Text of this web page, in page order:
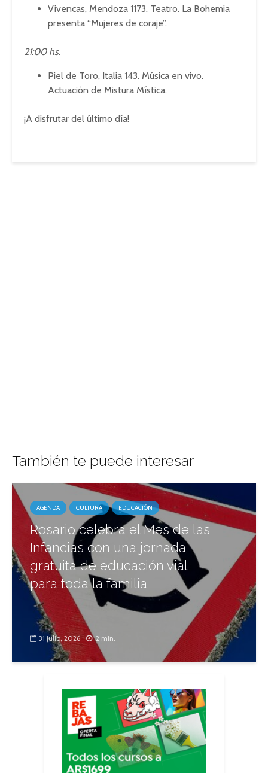
Vivencas, Mendoza 1173. Teatro. La Bohemia
presenta “Mujeres de coraje”.
21:00 hs.
Piel de Toro, Italia 143. Música en vivo.
Actuación de Mistura Mística.
¡A disfrutar del último día!
También te puede interesar
AGENDA CULTURA EDUCACIÓN
Rosario celebra el Mes de las
Infancias con una jornada
gratuita de educación vial
para toda la familia
31 julio, 2026 2 min.